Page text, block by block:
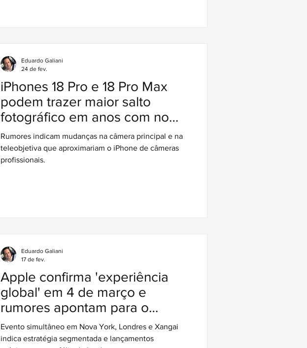
iPhones 18 Pro e 18 Pro Max
podem trazer maior salto
fotográfico em anos com nova
lente e abertura variável
Rumores indicam mudanças na câmera principal e na
teleobjetiva que aproximariam o iPhone de câmeras
profissionais.
Eduardo Galiani
24 de fev.
Apple confirma 'experiência
global' em 4 de março e
rumores apontam para o
anúncio de novos Macs, iPads
e iPhone de entrada
Evento simultâneo em Nova York, Londres e Xangai
indica estratégia segmentada e lançamentos
Eduardo Galiani
17 de fev.